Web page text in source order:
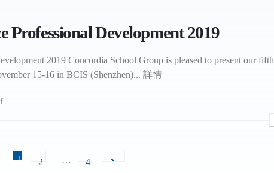
Professional Development 2019
2019 Concordia School Group is pleased to present our fifth
15-16 in BCIS (Shenzhen)... 詳情
1 2 … 4